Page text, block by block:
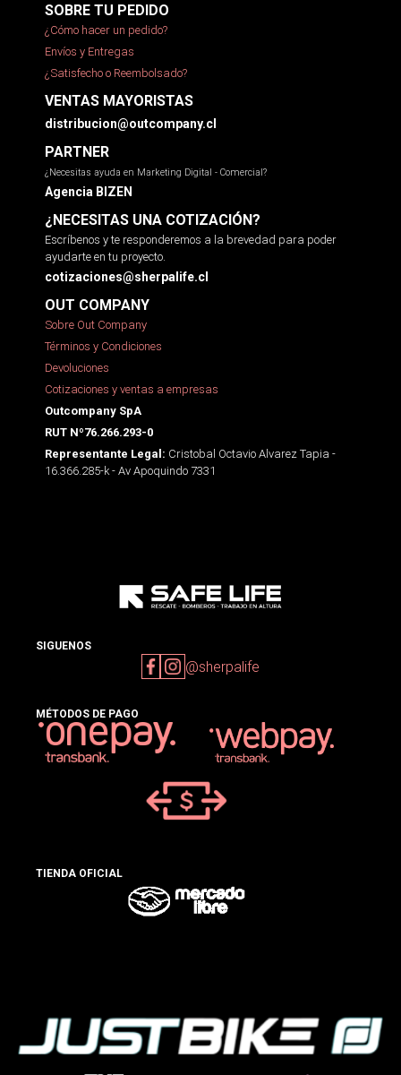
SOBRE TU PEDIDO
¿Cómo hacer un pedido?
Envíos y Entregas
¿Satisfecho o Reembolsado?
VENTAS MAYORISTAS
distribucion@outcompany.cl
PARTNER
¿Necesitas ayuda en Marketing Digital - Comercial?
Agencia BIZEN
¿NECESITAS UNA COTIZACIÓN?
Escríbenos y te responderemos a la brevedad para poder
ayudarte en tu proyecto.
cotizaciones@sherpalife.cl
OUT COMPANY
Sobre Out Company
Términos y Condiciones
Devoluciones
Cotizaciones y ventas a empresas
Outcompany SpA
RUT Nº76.266.293-0
Representante Legal: Cristobal Octavio Alvarez Tapia -
16.366.285-k - Av Apoquindo 7331
SIGUENOS
@sherpalife
MÉTODOS DE PAGO
TIENDA OFICIAL